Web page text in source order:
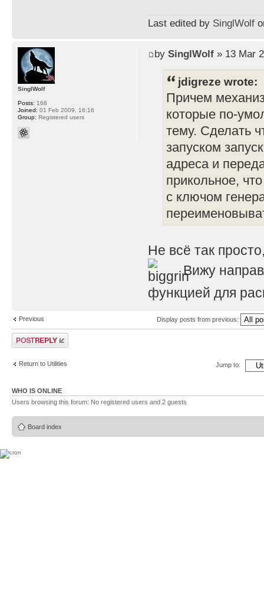
Last edited by SinglWolf
by SinglWolf» 13 Mar
jdigreze wrote:
Причем
которые по-
тему. Сделать
запуском
адреса и
прикольное,
с ключом
Не всё так
Вижу
функцией для
SinglWolf
Posts: 168
Joined: 01 Feb 2009, 16:16
Group: Registered users
Previous Display posts from previous:
Post a reply
Return to Utilities Jump to:
WHO IS ONLINE
Users browsing this forum: No registered users and 2 guests
Board index